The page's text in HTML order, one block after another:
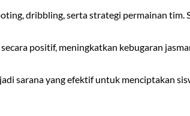
dribbling, serta strategi permainan
positif, meningkatkan kebugaran
sarana yang efektif untuk menciptakan